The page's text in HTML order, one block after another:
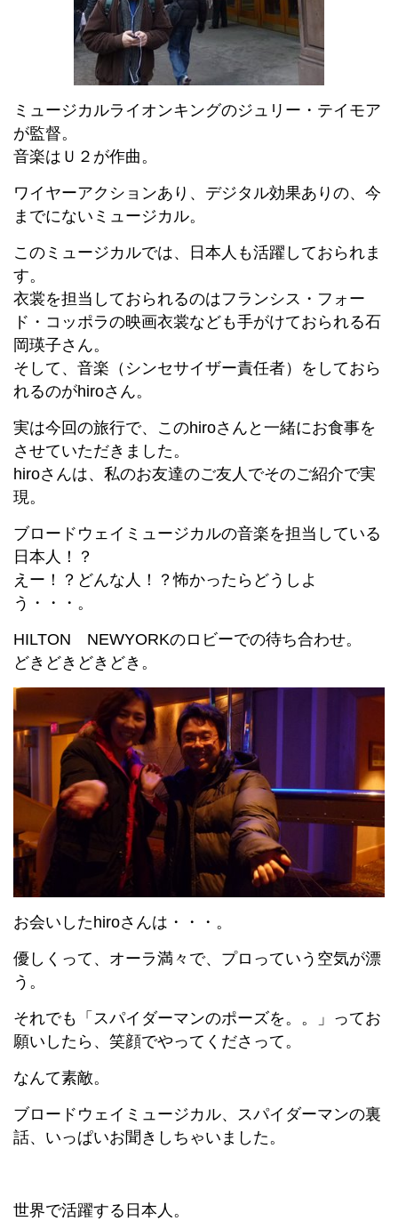
ミュージカルライオンキングのジュリー・テイモア
が監督。
音楽はＵ２が作曲。
ワイヤーアクションあり、デジタル効果ありの、今
までにないミュージカル。
このミュージカルでは、日本人も活躍しておられま
す。
衣裳を担当しておられるのはフランシス・フォー
ド・コッポラの映画衣裳なども手がけておられる石
岡瑛子さん。
そして、音楽（シンセサイザー責任者）をしておら
れるのがhiroさん。
実は今回の旅行で、このhiroさんと一緒にお食事を
させていただきました。
hiroさんは、私のお友達のご友人でそのご紹介で実
現。
ブロードウェイミュージカルの音楽を担当している
日本人！？
えー！？どんな人！？怖かったらどうしよ
う・・・。
HILTON NEWYORKのロビーでの待ち合わせ。
どきどきどきどき。
お会いしたhiroさんは・・・。
優しくって、オーラ満々で、プロっていう空気が漂
う。
それでも「スパイダーマンのポーズを。。」ってお
願いしたら、笑顔でやってくださって。
なんて素敵。
ブロードウェイミュージカル、スパイダーマンの裏
話、いっぱいお聞きしちゃいました。
世界で活躍する日本人。